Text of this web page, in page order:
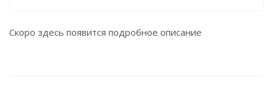
Скоро здесь появится подробное описание